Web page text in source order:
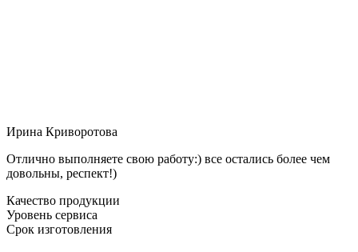
Ирина Криворотова
Отлично выполняете свою работу:) все остались более чем
довольны, респект!)
Качество продукции
Уровень сервиса
Срок изготовления